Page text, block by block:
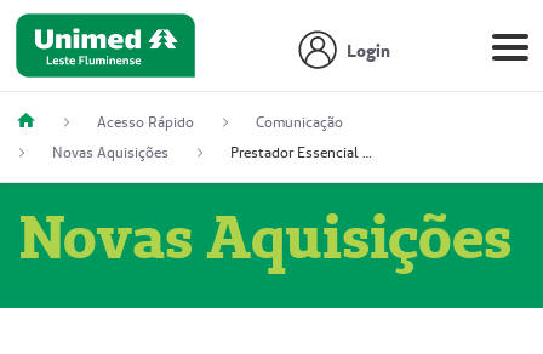
Login
Acesso Rápido
Comunicação
Novas Aquisições
Prestador Essencial Gestão em Saúde Ereli (51004354-7)
Novas Aquisições